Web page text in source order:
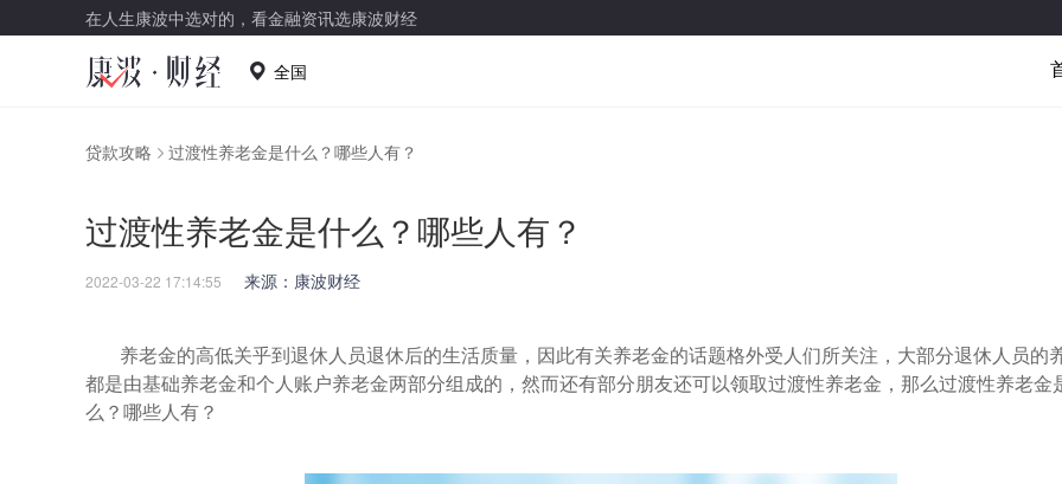
在人生康波中选对的，看金融资讯选康波财经
全国
贷款攻略 过渡性养老金是什么？哪些人有？
过渡性养老金是什么？哪些人有？
2022-03-22 17:14:55 来源：康波财经
养老金的高低关乎到退休人员退休后的生活质量，因此有关养老金的话题格外受人们所关注，大部分退休人员的
都是由基础养老金和个人账户养老金两部分组成的，然而还有部分朋友还可以领取过渡性养老金，那么过渡性养老金
么？哪些人有？